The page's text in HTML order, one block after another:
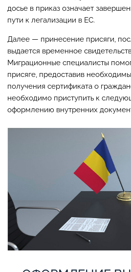
досье в приказ означает
пути к легализации в ЕС.
Далее — принесение присяги,
выдается временное
Миграционные специалисты
присяге, предоставив
получения сертификата о
необходимо приступить к
оформлению внутренних